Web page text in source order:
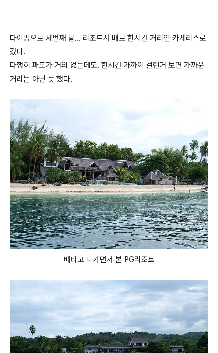
다이빙으로 세번째 날... 리조트서 배로 한시간 거리인 카세리스로
갔다.
다행히 파도가 거의 없는데도, 한시간 가까이 걸린거 보면 가까운
거리는 아닌 듯 했다.
배타고 나가면서 본 PG리조트